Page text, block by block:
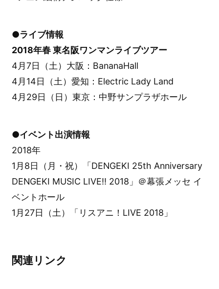
●ライブ情報
2018年春 東名阪ワンマンライブツアー
4月7日（土）大阪：BananaHall
4月14日（土）愛知：Electric Lady Land
4月29日（日）東京：中野サンプラザホール
●イベント出演情報
2018年
1月8日（月・祝）「DENGEKI 25th Anniversary
DENGEKI MUSIC LIVE!! 2018」＠幕張メッセ イ
ベントホール
1月27日（土）「リスアニ！LIVE 2018」
関連リンク